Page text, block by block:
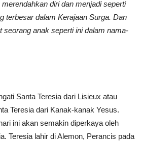
diri dan menjadi seperti
terbesar dalam Kerajaan Surga. Dan
seorang anak seperti ini dalam nama-
Santa Teresia dari Lisieux atau
Teresia dari Kanak-kanak Yesus.
ini akan semakin diperkaya oleh
Teresia lahir di Alemon, Perancis pada